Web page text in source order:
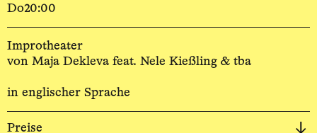
Do20:00
Improtheater
von Maja Dekleva feat. Nele Kießling & tba
in englischer Sprache
Preise